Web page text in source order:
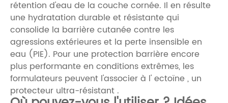
rétention d'eau de la couche cornée. Il en résulte
une hydratation durable et résistante qui
consolide la barrière cutanée contre les
agressions extérieures et la perte insensible en
eau (PIE). Pour une protection barrière encore
plus performante en conditions extrêmes, les
formulateurs peuvent l'associer à l'ectoïne , un
protecteur ultra-résistant .